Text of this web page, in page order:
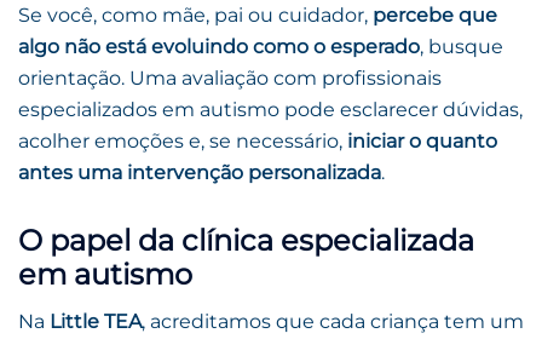
Se você, como mãe, pai ou cuidador, percebe que
algo não está evoluindo como o esperado, busque
orientação. Uma avaliação com profissionais
especializados em autismo pode esclarecer dúvidas,
acolher emoções e, se necessário, iniciar o quanto
antes uma intervenção personalizada.
O papel da clínica especializada
em autismo
Na Little TEA, acreditamos que cada criança tem um